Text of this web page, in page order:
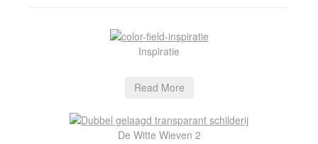
Inspiratie
Read More
De Witte Wieven 2